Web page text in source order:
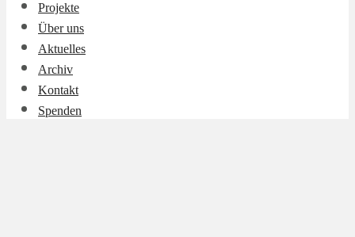
Projekte
Über uns
Aktuelles
Archiv
Kontakt
Spenden